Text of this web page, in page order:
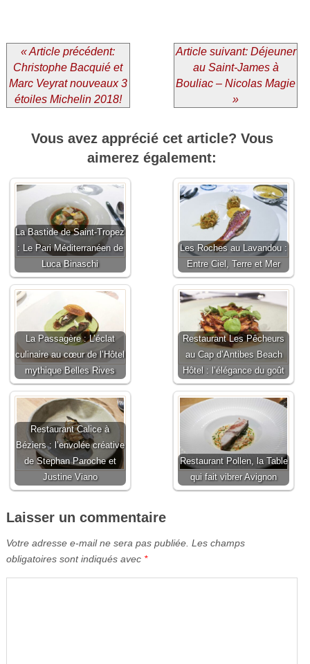
« Article précédent:
Christophe Bacquié et
Marc Veyrat nouveaux 3
étoiles Michelin 2018!
Article suivant: Déjeuner
au Saint-James à
Bouliac – Nicolas Magie
»
Vous avez apprécié cet article? Vous
aimerez également:
La Bastide de Saint-Tropez
: Le Pari Méditerranéen de
Luca Binaschi
Les Roches au Lavandou :
Entre Ciel, Terre et Mer
La Passagère : L’éclat
culinaire au cœur de l’Hôtel
mythique Belles Rives
Restaurant Les Pêcheurs
au Cap d’Antibes Beach
Hôtel : l’élégance du goût
Restaurant Calice à
Béziers : l’envolée créative
de Stephan Paroche et
Justine Viano
Restaurant Pollen, la Table
qui fait vibrer Avignon
Laisser un commentaire
Votre adresse e-mail ne sera pas publiée. Les champs
obligatoires sont indiqués avec *